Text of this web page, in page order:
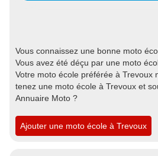
Vous connaissez une bonne moto
Vous avez été déçu par une moto
Votre moto école préférée à Trevoux
tenez une moto école à Trevoux et
Annuaire Moto ?
Ajouter une moto école à Trevoux